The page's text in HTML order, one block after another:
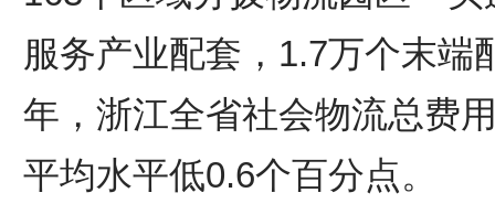
服务产业配套，1.7万个末端
年，浙江全省社会物流总费
平均水平低0.6个百分点。